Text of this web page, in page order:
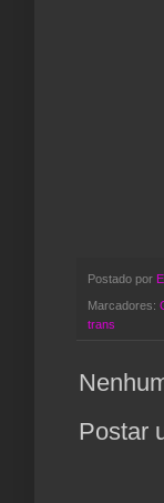
Postado por
Marcadores:
trans
Postar